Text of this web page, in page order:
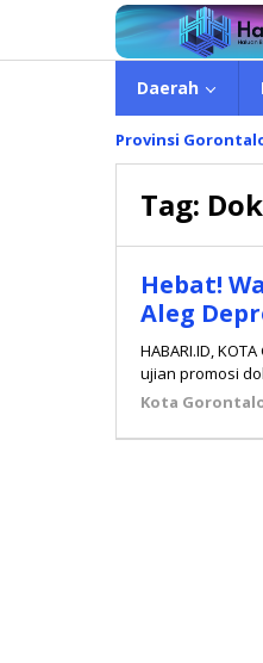
konten
Daerah
Provinsi
Tag:
Hebat!
Aleg
HABARI.ID,
ujian promosi
Kota